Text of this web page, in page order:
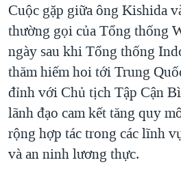
Cuộc gặp giữa ông Kishida
thường gọi của Tổng thống
ngày sau khi Tổng thống
thăm hiếm hoi tới Trung
đỉnh với Chủ tịch Tập Cận
lãnh đạo cam kết tăng quy
rộng hợp tác trong các lĩnh
và an ninh lương thực.